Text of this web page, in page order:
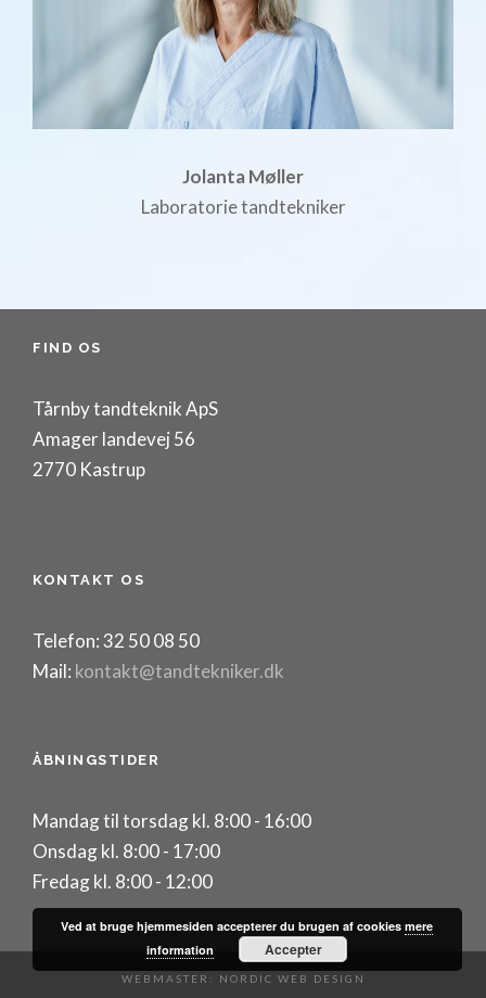
Jolanta Møller
Laboratorie tandtekniker
FIND OS
Tårnby tandteknik ApS
Amager landevej 56
2770 Kastrup
KONTAKT OS
Telefon: 32 50 08 50
Mail: kontakt@tandtekniker.dk
ÅBNINGSTIDER
Mandag til torsdag kl. 8:00 - 16:00
Onsdag kl. 8:00 - 17:00
Fredag kl. 8:00 - 12:00
WEBMASTER: NORDIC WEB DESIGN
Ved at bruge hjemmesiden accepterer du brugen af cookiesmere
information
Accepter